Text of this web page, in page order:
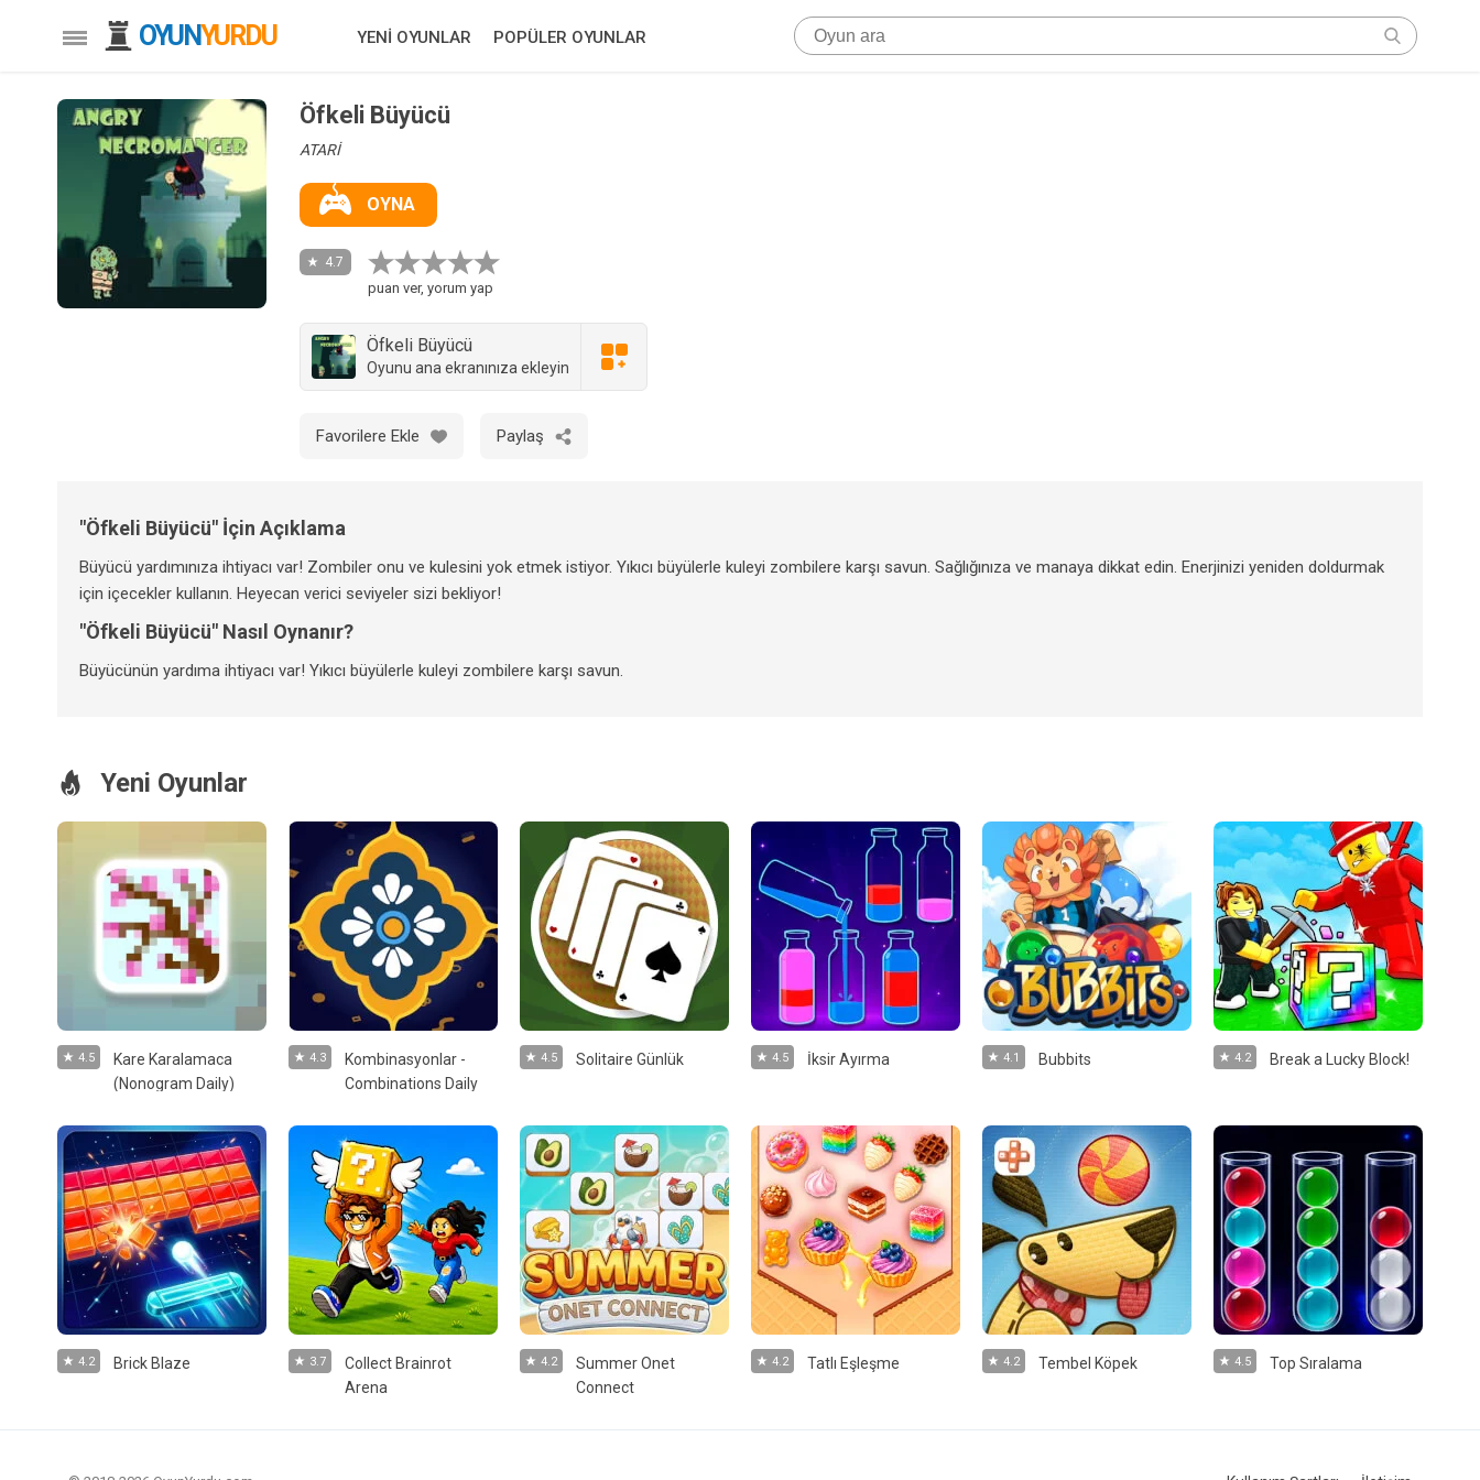
OYUNYURDU YENİ OYUNLAR POPÜLER OYUNLAR
Öfkeli Büyücü
ATARİ
OYNA
4.7
puan ver, yorum yap
Öfkeli Büyücü
Oyunu ana ekranınıza ekleyin
Favorilere Ekle Paylaş
"Öfkeli Büyücü" İçin Açıklama
Büyücü yardımınıza ihtiyacı var! Zombiler onu ve kulesini yok etmek istiyor. Yıkıcı büyülerle kuleyi zombilere karşı savun. Sağlığınıza ve manaya dikkat edin. Enerjinizi yeniden doldurmak
için içecekler kullanın. Heyecan verici seviyeler sizi bekliyor!
"Öfkeli Büyücü" Nasıl Oynanır?
Büyücünün yardıma ihtiyacı var! Yıkıcı büyülerle kuleyi zombilere karşı savun.
Yeni Oyunlar
4.5
Kare Karalamaca
(Nonogram Daily)
4.3
Kombinasyonlar -
Combinations Daily
4.5 Solitaire Günlük 4.5 İksir Ayırma 4.1 Bubbits 4.2 Break a Lucky Block!
4.2 Brick Blaze 3.7
Collect Brainrot
Arena
4.2
Summer Onet
Connect
4.2 Tatlı Eşleşme 4.2 Tembel Köpek 4.5 Top Sıralama